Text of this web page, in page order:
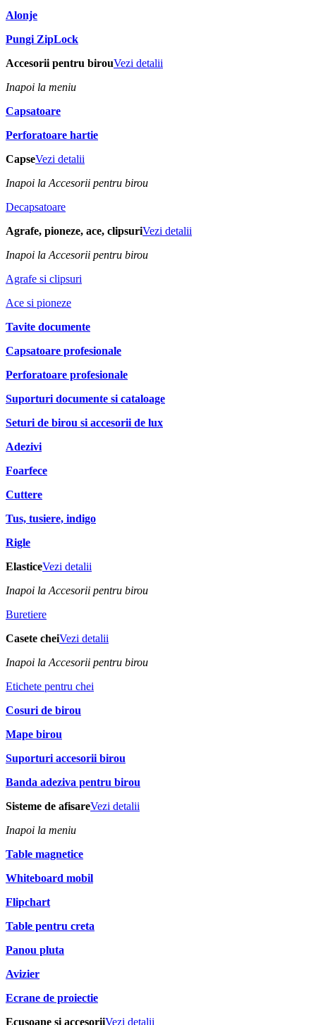
Alonje
Pungi ZipLock
Accesorii pentru birouVezi detalii
Inapoi la meniu
Capsatoare
Perforatoare hartie
CapseVezi detalii
Inapoi la Accesorii pentru birou
Decapsatoare
Agrafe, pioneze, ace, clipsuriVezi detalii
Inapoi la Accesorii pentru birou
Agrafe si clipsuri
Ace si pioneze
Tavite documente
Capsatoare profesionale
Perforatoare profesionale
Suporturi documente si cataloage
Seturi de birou si accesorii de lux
Adezivi
Foarfece
Cuttere
Tus, tusiere, indigo
Rigle
ElasticeVezi detalii
Inapoi la Accesorii pentru birou
Buretiere
Casete cheiVezi detalii
Inapoi la Accesorii pentru birou
Etichete pentru chei
Cosuri de birou
Mape birou
Suporturi accesorii birou
Banda adeziva pentru birou
Sisteme de afisareVezi detalii
Inapoi la meniu
Table magnetice
Whiteboard mobil
Flipchart
Table pentru creta
Panou pluta
Avizier
Ecrane de proiectie
Ecusoane si accesoriiVezi detalii